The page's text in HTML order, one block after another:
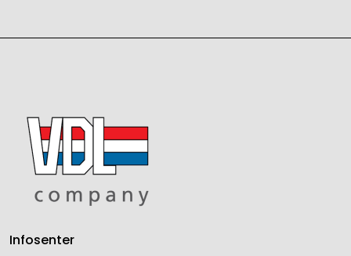
Infosenter